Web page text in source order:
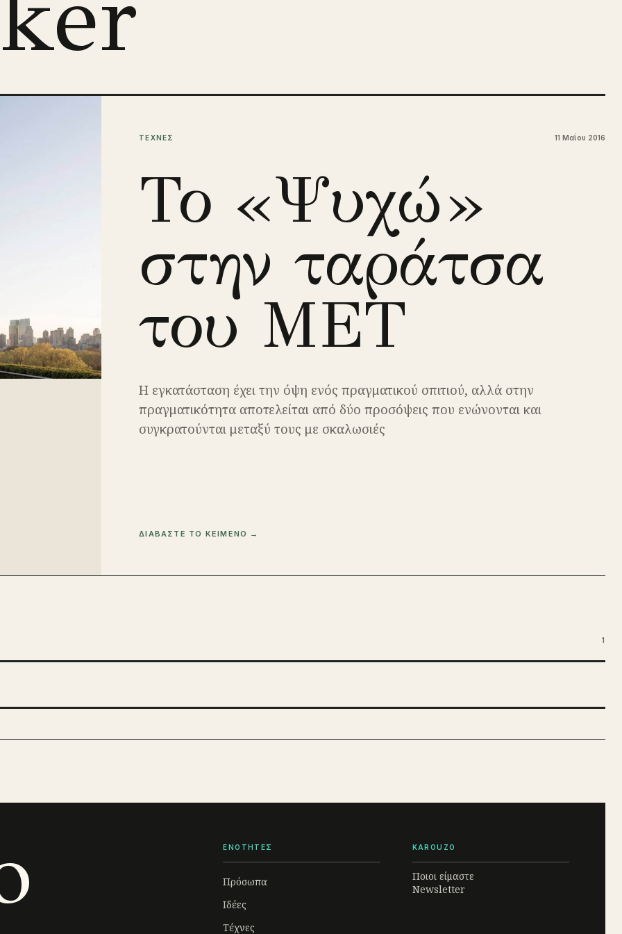
ΤΕΧΝΕΣ 11 Μαΐου 2016
Το «Ψυχώ»
στην ταράτσα
του ΜΕΤ
Η εγκατάσταση έχει την όψη ενός πραγματικού σπιτιού, αλλά στην
πραγματικότητα αποτελείται από δύο προσόψεις που ενώνονται και
συγκρατούνται μεταξύ τους με σκαλωσιές
ΔΙΑΒΑΣΤΕ ΤΟ ΚΕΙΜΕΝΟ →
1
ΕΝΟΤΗΤΕΣ
Πρόσωπα
Ιδέες
Τέχνες
KAROUZO
Ποιοι είμαστε
Newsletter